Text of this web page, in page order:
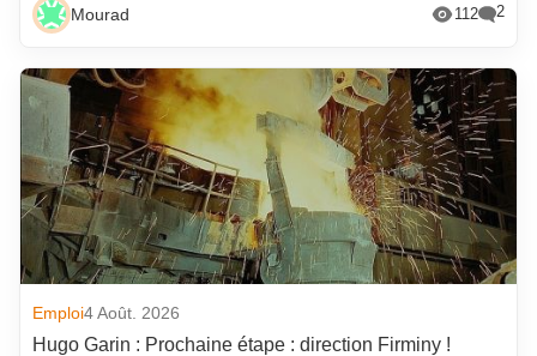
Mourad 112 2
Emploi4 Août. 2026
Hugo Garin : Prochaine étape : direction Firminy !